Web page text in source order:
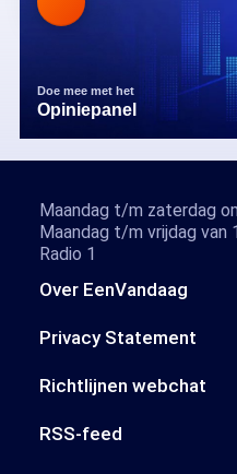
Doe mee met het
Opiniepanel
Over EenVandaag
Privacy Statement
Richtlijnen webchat
RSS-feed
Maandag t/m zaterdag
Maandag t/m vrijdag van
Radio 1